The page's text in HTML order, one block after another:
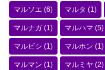
マルソエ (6) マルタ (1)
マルナガ (1) マルハマ (5)
マルビシ (1) マルホン (1)
マルマン (1) マルミヤ (2)